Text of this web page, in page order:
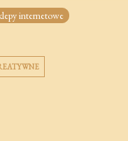
internetowe